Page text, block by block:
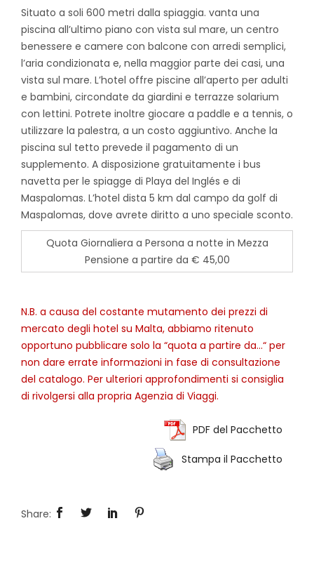
Situato a soli 600 metri dalla spiaggia. vanta una
piscina all’ultimo piano con vista sul mare, un centro
benessere e camere con balcone con arredi semplici,
l’aria condizionata e, nella maggior parte dei casi, una
vista sul mare. L’hotel offre piscine all’aperto per adulti
e bambini, circondate da giardini e terrazze solarium
con lettini. Potrete inoltre giocare a paddle e a tennis, o
utilizzare la palestra, a un costo aggiuntivo. Anche la
piscina sul tetto prevede il pagamento di un
supplemento. A disposizione gratuitamente i bus
navetta per le spiagge di Playa del Inglés e di
Maspalomas. L’hotel dista 5 km dal campo da golf di
Maspalomas, dove avrete diritto a uno speciale sconto.
Quota Giornaliera a Persona a notte in Mezza
Pensione a partire da € 45,00
N.B. a causa del costante mutamento dei prezzi di
mercato degli hotel su Malta, abbiamo ritenuto
opportuno pubblicare solo la “quota a partire da…“ per
non dare errate informazioni in fase di consultazione
del catalogo. Per ulteriori approfondimenti si consiglia
di rivolgersi alla propria Agenzia di Viaggi.
PDF del Pacchetto
Stampa il Pacchetto